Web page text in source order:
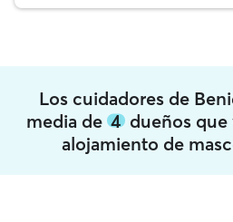
Los cuidadores de
media de 4dueños que
alojamiento de